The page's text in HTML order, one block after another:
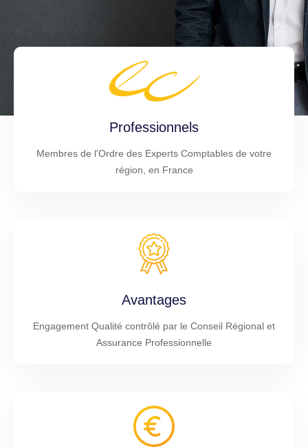
Professionnels
Membres de l'Ordre des Experts Comptables de votre
région, en France
Avantages
Engagement Qualité contrôlé par le Conseil Régional et
Assurance Professionnelle